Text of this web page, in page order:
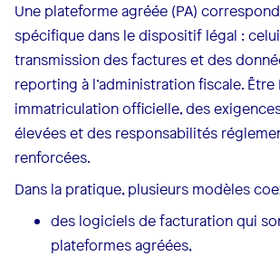
Une plateforme agréée (PA)
spécifique dans le dispositif légal :
transmission des factures et des
reporting à l’administration fiscale. Être
immatriculation officielle, des
élevées et des responsabilités
renforcées.
Dans la pratique, plusieurs modèles
des logiciels de facturation qui
plateformes agréées,